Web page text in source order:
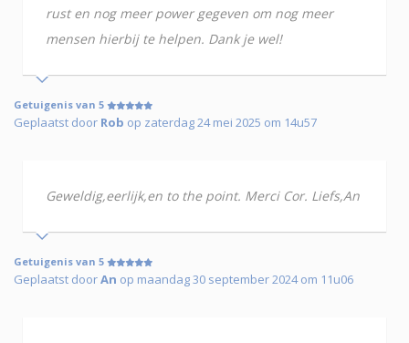
rust en nog meer power gegeven om nog meer
mensen hierbij te helpen. Dank je wel!
Getuigenis van 5
Geplaatst door Rob op zaterdag 24 mei 2025 om 14u57
Geweldig,eerlijk,en to the point. Merci Cor. Liefs,An
Getuigenis van 5
Geplaatst doorAn op maandag 30 september 2024 om 11u06